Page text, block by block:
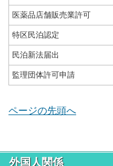
医薬品店舗販売業許可
特区民泊認定
民泊新法届出
監理団体許可申請
ページの先頭へ
外国人関係